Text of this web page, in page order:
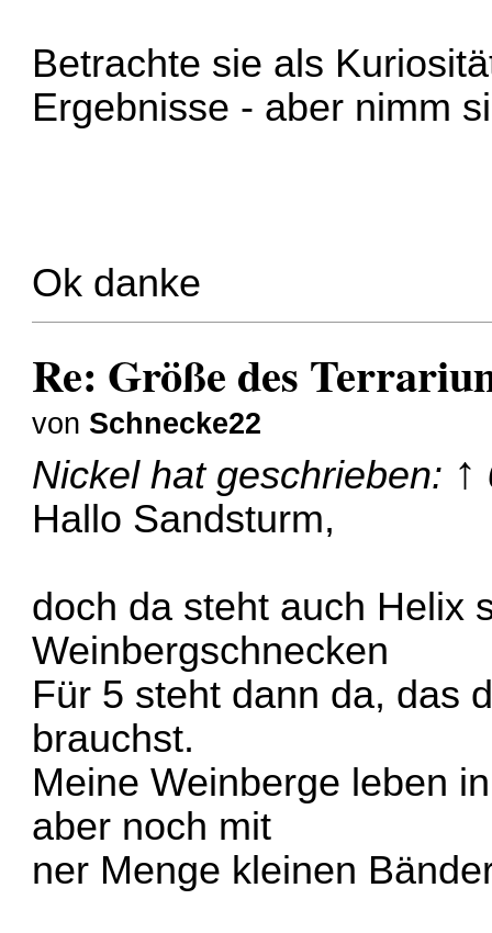
Betrachte sie als
Ergebnisse - aber nimm
Ok danke
Re: Größe des
von Schnecke22
Nickelhat geschrieben: ↑
Hallo Sandsturm,
doch da steht auch Helix
Weinbergschnecken
Für 5 steht dann da, das
brauchst.
Meine Weinberge leben
aber noch mit
ner Menge kleinen